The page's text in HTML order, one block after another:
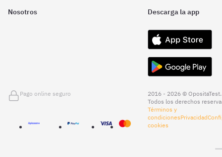
Nosotros Descarga la app
Pago online seguro
2016 - 2026 © OpositaTest.
Todos los derechos
Términos y
condicionesPrivacidad
cookies